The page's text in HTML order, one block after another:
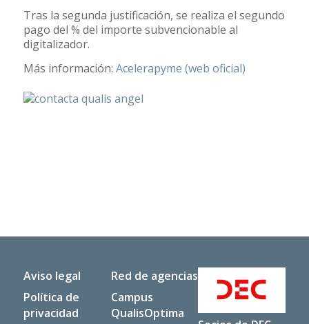
Tras la segunda justificación, se realiza el segundo
pago del % del importe subvencionable al
digitalizador.
Más información: Acelerapyme (web oficial)
Aviso legal
Política de
privacidad
Red de agencias
Campus
QualisOptima